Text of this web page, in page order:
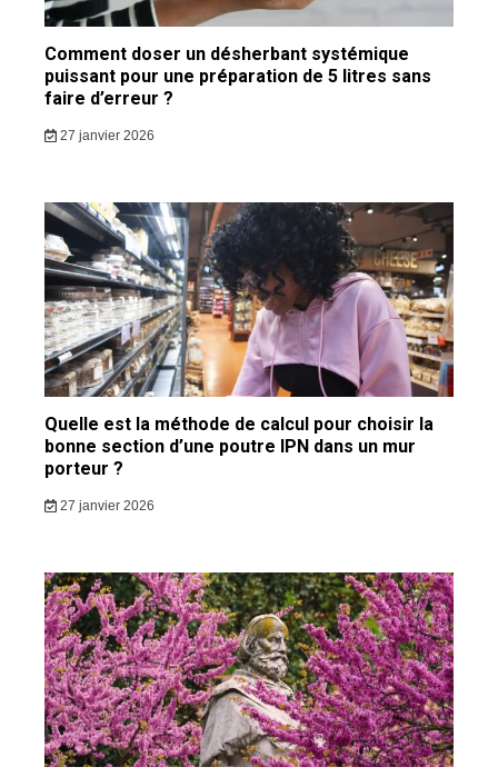
Comment doser un désherbant systémique
puissant pour une préparation de 5 litres sans
faire d’erreur ?
27 janvier 2026
Quelle est la méthode de calcul pour choisir la
bonne section d’une poutre IPN dans un mur
porteur ?
27 janvier 2026